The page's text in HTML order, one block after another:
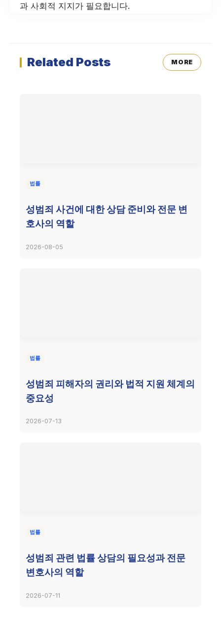
과 사회적 지지가 필요합니다.
Related Posts MORE
법률
성범죄 사건에 대한 상담 준비와 전문 변
호사의 역할
2026-08-05
법률
성범죄 피해자의 권리와 법적 지원 체계의
중요성
2026-07-13
법률
성범죄 관련 법률 상담의 필요성과 전문
변호사의 역할
2026-07-11